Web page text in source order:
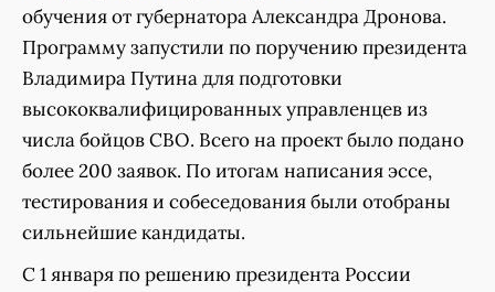
обучения от губернатора Александра Дронова.
Программу запустили по поручению президента
Владимира Путина для подготовки
высококвалифицированных управленцев из
числа бойцов СВО. Всего на проект было подано
более 200 заявок. По итогам написания эссе,
тестирования и собеседования были отобраны
сильнейшие кандидаты.
С 1 января по решению президента России